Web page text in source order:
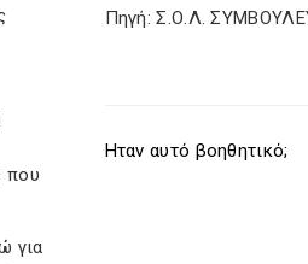
που
για
Πηγή: Σ.Ο.Λ.
Ηταν αυτό βοηθητικό;